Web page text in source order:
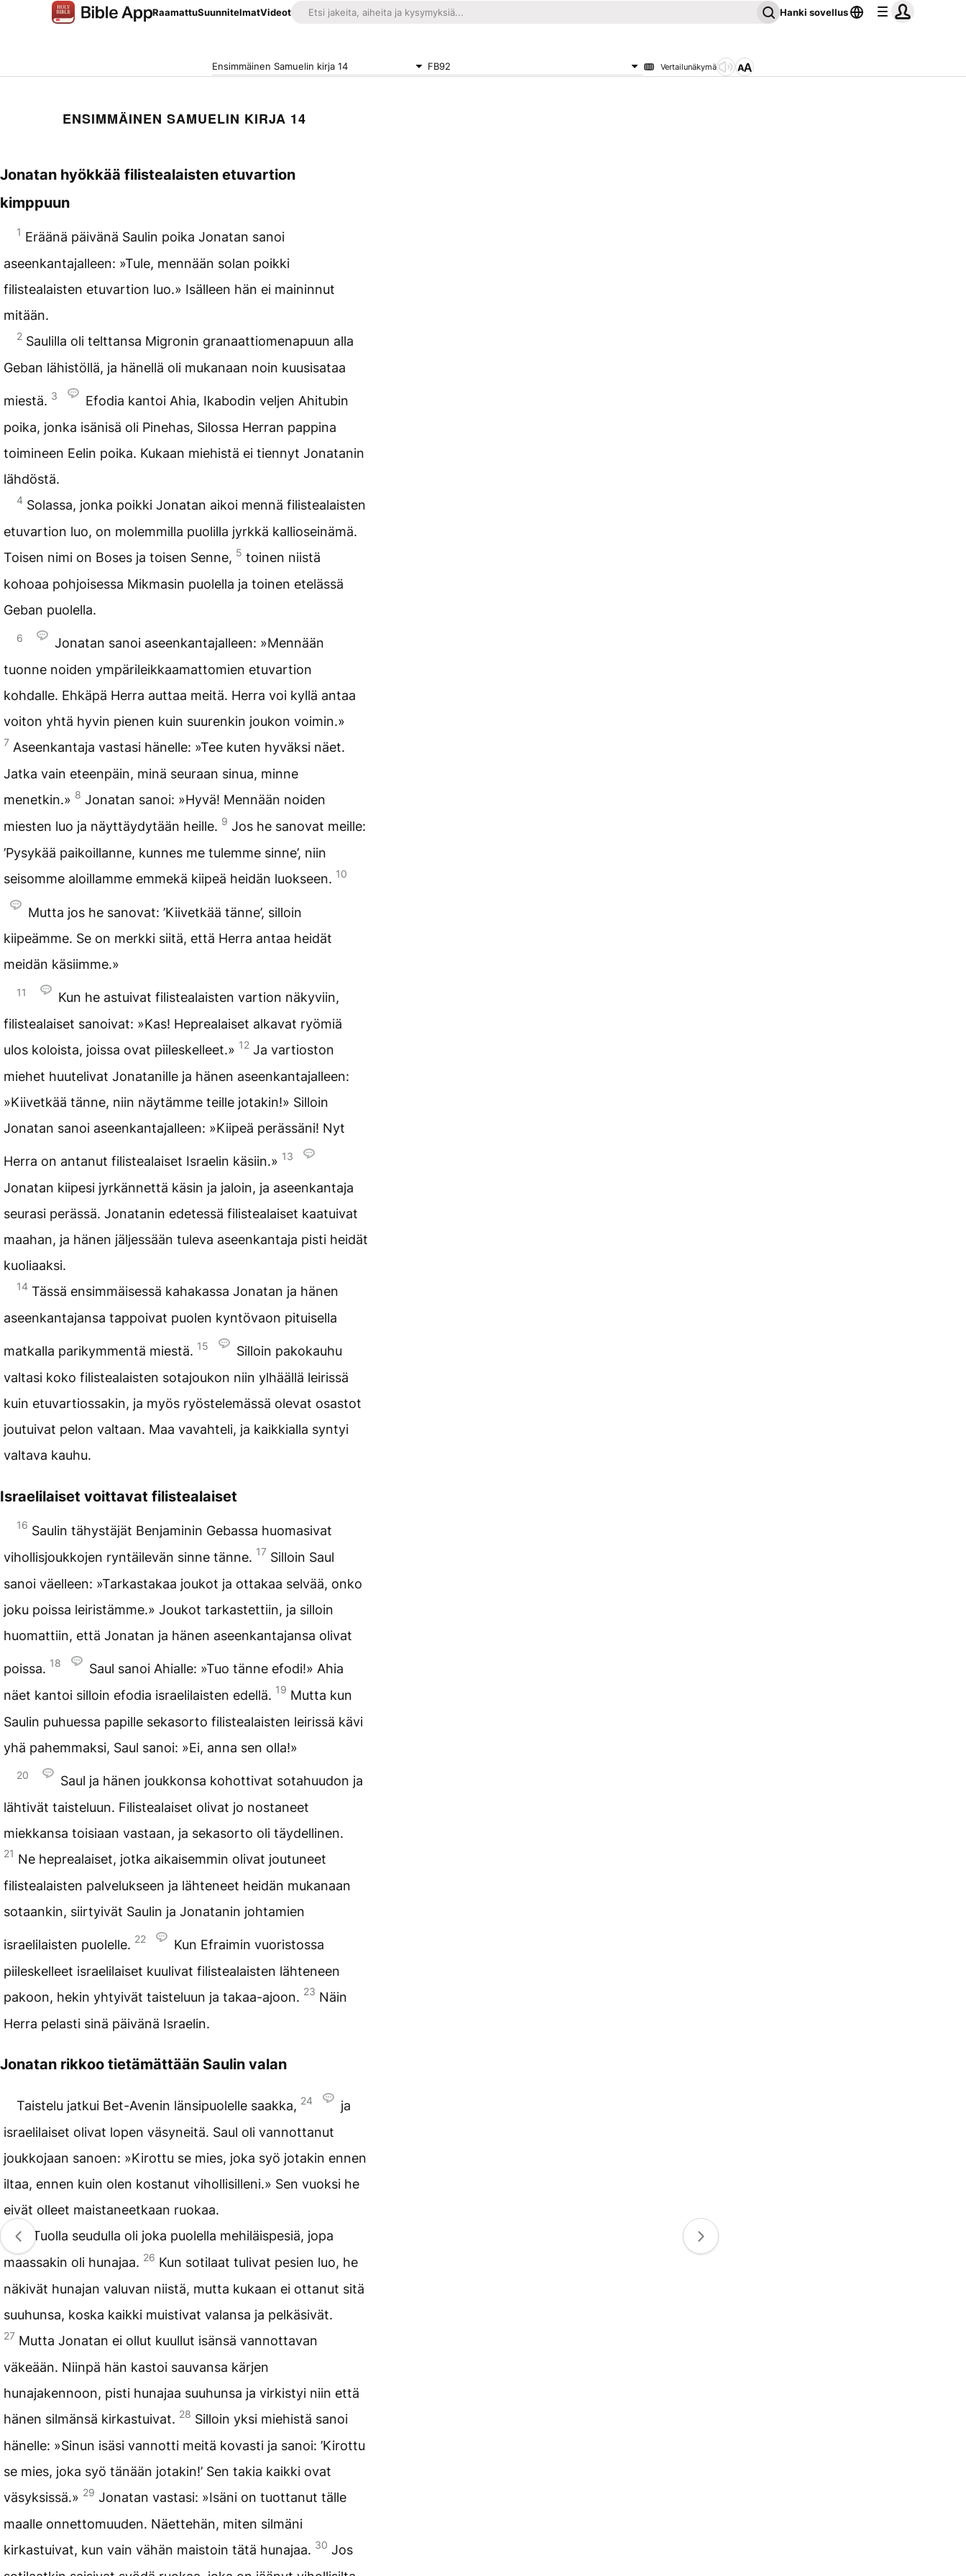
RaamattuSuunnitelmatVideot Hanki sovellus
Ensimmäinen Samuelin kirja 14 FB92 Vertailunäkymä
ENSIMMÄINEN SAMUELIN KIRJA 14
Jonatan hyökkää filistealaisten etuvartion
kimppuun
1 Eräänä päivänä Saulin poika Jonatan sanoi
aseenkantajalleen: »Tule, mennään solan poikki
filistealaisten etuvartion luo.» Isälleen hän ei maininnut
mitään.
2 Saulilla oli telttansa Migronin granaattiomenapuun alla
Geban lähistöllä, ja hänellä oli mukanaan noin kuusisataa
miestä. 3
Efodia kantoi Ahia, Ikabodin veljen Ahitubin
poika, jonka isänisä oli Pinehas, Silossa Herran pappina
toimineen Eelin poika. Kukaan miehistä ei tiennyt Jonatanin
lähdöstä.
4 Solassa, jonka poikki Jonatan aikoi mennä filistealaisten
etuvartion luo, on molemmilla puolilla jyrkkä kallioseinämä.
Toisen nimi on Boses ja toisen Senne, 5 toinen niistä
kohoaa pohjoisessa Mikmasin puolella ja toinen etelässä
Geban puolella.
6
Jonatan sanoi aseenkantajalleen: »Mennään
tuonne noiden ympärileikkaamattomien etuvartion
kohdalle. Ehkäpä Herra auttaa meitä. Herra voi kyllä antaa
voiton yhtä hyvin pienen kuin suurenkin joukon voimin.»
7 Aseenkantaja vastasi hänelle: »Tee kuten hyväksi näet.
Jatka vain eteenpäin, minä seuraan sinua, minne
menetkin.» 8 Jonatan sanoi: »Hyvä! Mennään noiden
miesten luo ja näyttäydytään heille. 9 Jos he sanovat meille:
’Pysykää paikoillanne, kunnes me tulemme sinne’, niin
seisomme aloillamme emmekä kiipeä heidän luokseen. 10
Mutta jos he sanovat: ’Kiivetkää tänne’, silloin
kiipeämme. Se on merkki siitä, että Herra antaa heidät
meidän käsiimme.»
11
Kun he astuivat filistealaisten vartion näkyviin,
filistealaiset sanoivat: »Kas! Heprealaiset alkavat ryömiä
ulos koloista, joissa ovat piileskelleet.» 12 Ja vartioston
miehet huutelivat Jonatanille ja hänen aseenkantajalleen:
»Kiivetkää tänne, niin näytämme teille jotakin!» Silloin
Jonatan sanoi aseenkantajalleen: »Kiipeä perässäni! Nyt
Herra on antanut filistealaiset Israelin käsiin.» 13
Jonatan kiipesi jyrkännettä käsin ja jaloin, ja aseenkantaja
seurasi perässä. Jonatanin edetessä filistealaiset kaatuivat
maahan, ja hänen jäljessään tuleva aseenkantaja pisti heidät
kuoliaaksi.
14 Tässä ensimmäisessä kahakassa Jonatan ja hänen
aseenkantajansa tappoivat puolen kyntövaon pituisella
matkalla parikymmentä miestä. 15
Silloin pakokauhu
valtasi koko filistealaisten sotajoukon niin ylhäällä leirissä
kuin etuvartiossakin, ja myös ryöstelemässä olevat osastot
joutuivat pelon valtaan. Maa vavahteli, ja kaikkialla syntyi
valtava kauhu.
Israelilaiset voittavat filistealaiset
16 Saulin tähystäjät Benjaminin Gebassa huomasivat
vihollisjoukkojen ryntäilevän sinne tänne. 17 Silloin Saul
sanoi väelleen: »Tarkastakaa joukot ja ottakaa selvää, onko
joku poissa leiristämme.» Joukot tarkastettiin, ja silloin
huomattiin, että Jonatan ja hänen aseenkantajansa olivat
poissa. 18
Saul sanoi Ahialle: »Tuo tänne efodi!» Ahia
näet kantoi silloin efodia israelilaisten edellä. 19 Mutta kun
Saulin puhuessa papille sekasorto filistealaisten leirissä kävi
yhä pahemmaksi, Saul sanoi: »Ei, anna sen olla!»
20
Saul ja hänen joukkonsa kohottivat sotahuudon ja
lähtivät taisteluun. Filistealaiset olivat jo nostaneet
miekkansa toisiaan vastaan, ja sekasorto oli täydellinen.
21 Ne heprealaiset, jotka aikaisemmin olivat joutuneet
filistealaisten palvelukseen ja lähteneet heidän mukanaan
sotaankin, siirtyivät Saulin ja Jonatanin johtamien
israelilaisten puolelle. 22
Kun Efraimin vuoristossa
piileskelleet israelilaiset kuulivat filistealaisten lähteneen
pakoon, hekin yhtyivät taisteluun ja takaa-ajoon. 23 Näin
Herra pelasti sinä päivänä Israelin.
Jonatan rikkoo tietämättään Saulin valan
Taistelu jatkui Bet-Avenin länsipuolelle saakka, 24
ja
israelilaiset olivat lopen väsyneitä. Saul oli vannottanut
joukkojaan sanoen: »Kirottu se mies, joka syö jotakin ennen
iltaa, ennen kuin olen kostanut vihollisilleni.» Sen vuoksi he
eivät olleet maistaneetkaan ruokaa.
25
Tuolla seudulla oli joka puolella mehiläispesiä, jopa
maassakin oli hunajaa. 26 Kun sotilaat tulivat pesien luo, he
näkivät hunajan valuvan niistä, mutta kukaan ei ottanut sitä
suuhunsa, koska kaikki muistivat valansa ja pelkäsivät.
27 Mutta Jonatan ei ollut kuullut isänsä vannottavan
väkeään. Niinpä hän kastoi sauvansa kärjen
hunajakennoon, pisti hunajaa suuhunsa ja virkistyi niin että
hänen silmänsä kirkastuivat. 28 Silloin yksi miehistä sanoi
hänelle: »Sinun isäsi vannotti meitä kovasti ja sanoi: ’Kirottu
se mies, joka syö tänään jotakin!’ Sen takia kaikki ovat
väsyksissä.» 29 Jonatan vastasi: »Isäni on tuottanut tälle
maalle onnettomuuden. Näettehän, miten silmäni
kirkastuivat, kun vain vähän maistoin tätä hunajaa. 30 Jos